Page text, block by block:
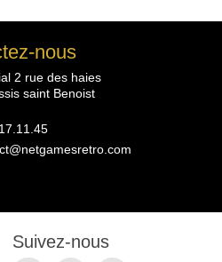
nous
2 rue des haies
saint Benoist
Suivez-nous